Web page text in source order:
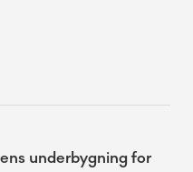
underbygning for